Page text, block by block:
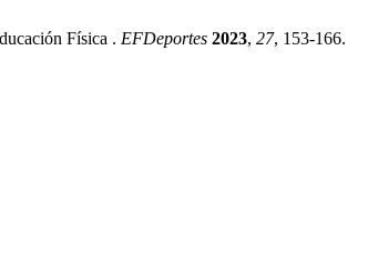
Física . EFDeportes 2023, 27, 153-166.